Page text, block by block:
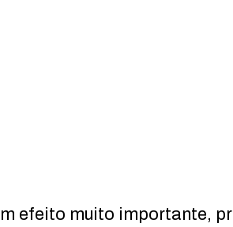
efeito muito importante,